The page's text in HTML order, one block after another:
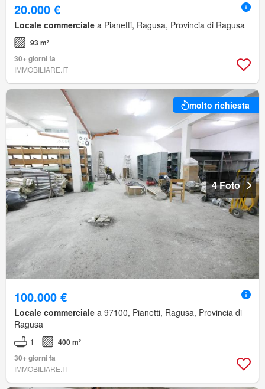
20.000 €
Locale commerciale a Pianetti, Ragusa, Provincia di Ragusa
93 m²
30+ giorni fa
IMMOBILIARE.IT
molto richiesta
4 Foto
100.000 €
Locale commerciale a 97100, Pianetti, Ragusa, Provincia di
Ragusa
1
400 m²
30+ giorni fa
IMMOBILIARE.IT